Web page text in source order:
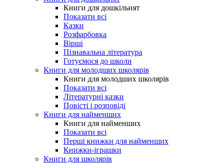
Книги для дошкільнят
Показати всі
Казки
Розфарбовка
Вірші
Пізнавальна література
Готуємося до школи
Книги для молодших школярів
Книги для молодших школярів
Показати всі
Літературні казки
Повісті і розповіді
Книги для найменших
Книги для найменших
Показати всі
Перші книжки для найменших
Книжки-іграшки
Книги для школярів